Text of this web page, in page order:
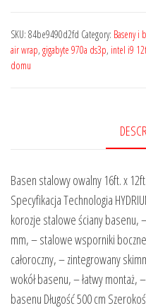
SKU: 84be9490d2fd Category: Baseny
air wrap, gigabyte 970a ds3p, intel i9
domu
Basen stalowy owalny 16ft. x
Specyfikacja Technologia
korozje stalowe ściany basenu,
mm, – stalowe wsporniki
całoroczny, – zintegrowany
wokół basenu, – łatwy
basenu Długość 500 cm